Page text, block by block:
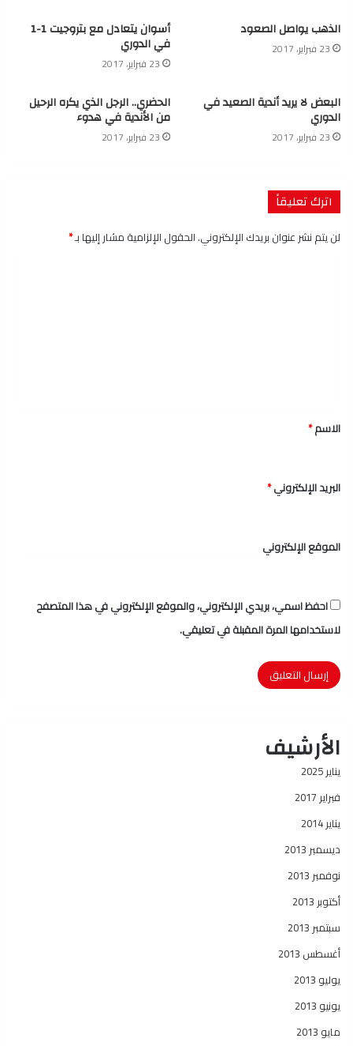
الذهب يواصل الصعود
23 فبراير، 2017
أسوان يتعادل مع بتروجيت 1-1
في الدوري
23 فبراير، 2017
البعض لا يريد أندية الصعيد في
الدوري
23 فبراير، 2017
الحضري.. الرجل الذي يكره الرحيل
من الأندية في هدوء
23 فبراير، 2017
اترك تعليقاً
لن يتم نشر عنوان بريدك الإلكتروني.الحقول الإلزامية مشار إليها بـ*
*
الاسم*
البريد الإلكتروني*
الموقع الإلكتروني
احفظ اسمي، بريدي الإلكتروني، والموقع الإلكتروني في هذا المتصفح
لاستخدامها المرة المقبلة في تعليقي.
الأرشيف
يناير 2025
فبراير 2017
يناير 2014
ديسمبر 2013
نوفمبر 2013
أكتوبر 2013
سبتمبر 2013
أغسطس 2013
يوليو 2013
يونيو 2013
مايو 2013